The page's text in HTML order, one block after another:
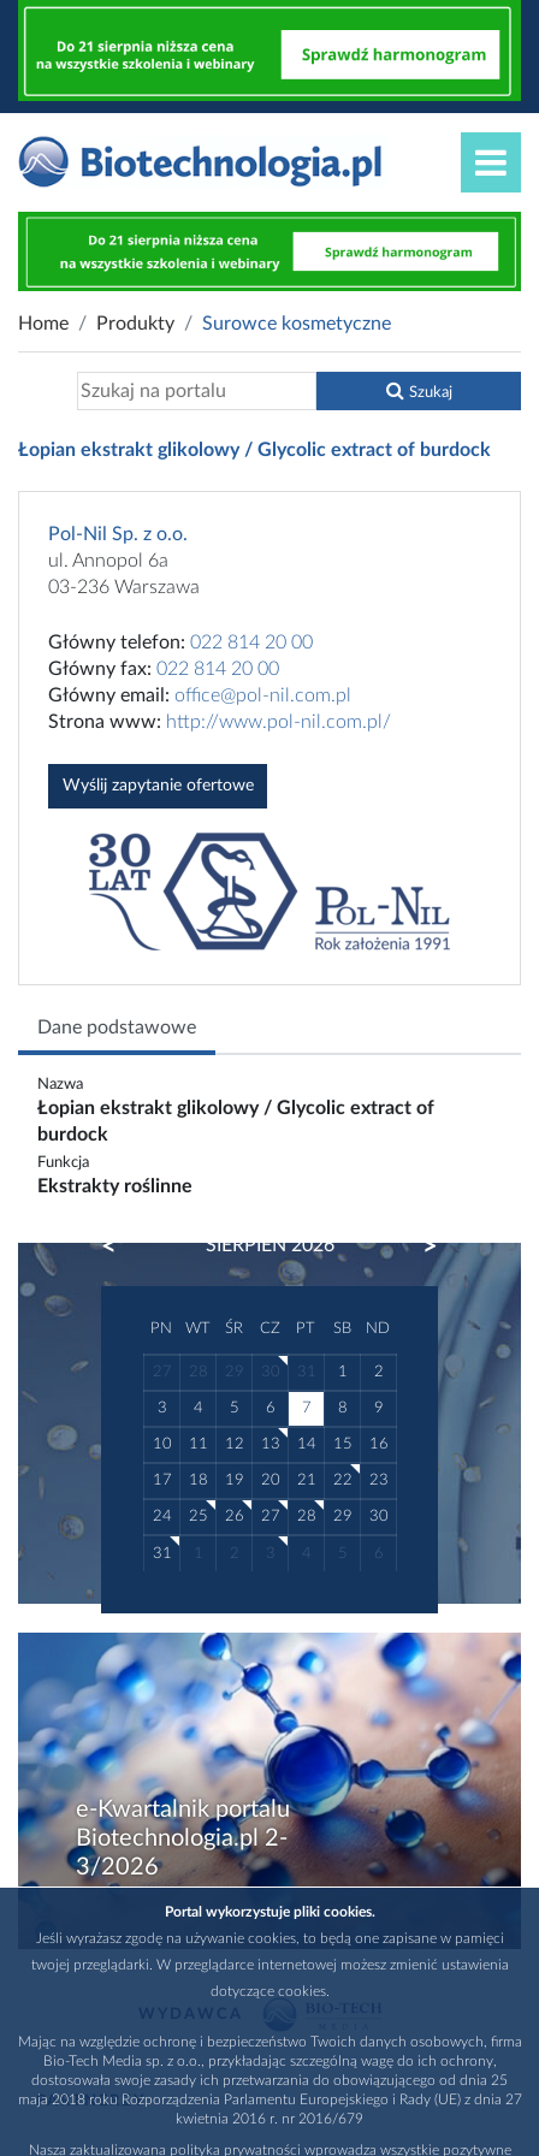
Home Produkty Surowce kosmetyczne
Łopian ekstrakt glikolowy / Glycolic extract of burdock
Szukaj
Pol-Nil Sp. z o.o.
ul. Annopol 6a
03-236 Warszawa
Główny telefon: 022 814 20 00
Główny fax: 022 814 20 00
Główny email: office@pol-nil.com.pl
Strona www: http://www.pol-nil.com.pl/
Wyślij zapytanie ofertowe
Dane podstawowe
Nazwa
Łopian ekstrakt glikolowy / Glycolic extract of
burdock
Funkcja
Ekstrakty roślinne
SIERPIEŃ 2026
PREVIOUS NEXT
PN WT ŚR CZ PT SB ND
27 28 29 30 31 1 2
3 4 5 6 7 8 9
10 11 12 13 14 15 16
17 18 19 20 21 22 23
24 25 26 27 28 29 30
31 1 2 3 4 5 6
e-Kwartalnik portalu
Biotechnologia.pl 2-
3/2026
PARTNERZY
Portal wykorzystuje pliki cookies.
Jeśli wyrażasz zgodę na używanie cookies, to będą one zapisane w pamięci
twojej przeglądarki. W przeglądarce internetowej możesz zmienić ustawienia
dotyczące cookies.
Mając na względzie ochronę i bezpieczeństwo Twoich danych osobowych, firma
Bio-Tech Media sp. z o.o., przykładając szczególną wagę do ich ochrony,
dostosowała swoje zasady ich przetwarzania do obowiązującego od dnia 25
maja 2018 roku Rozporządzenia Parlamentu Europejskiego i Rady (UE) z dnia 27
kwietnia 2016 r. nr 2016/679
Nasza zaktualizowana polityka prywatności wprowadza wszystkie pozytywne